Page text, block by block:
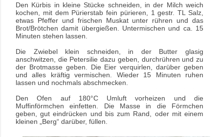
Den Kürbis in kleine Stücke schneiden, in der Milch weich
kochen, mit dem Pürierstab fein pürieren, 1 gestr. TL Salz,
etwas Pfeffer und frischen Muskat unter rühren und das
Brot/Brötchen damit übergießen. Untermischen und ca. 15
Minuten stehen lassen.
Die Zwiebel klein schneiden, in der Butter glasig
anschwitzen, die Petersilie dazu geben, durchrühren und zu
der Brotmasse geben. Die Eier verquirlen, darüber geben
und alles kräftig vermischen. Wieder 15 Minuten ruhen
lassen und nochmals abschmecken.
Den Ofen auf 180°C Umluft vorheizen und die
Muffinförmchen einfetten. Die Masse in die Förmchen
geben, gut eindrücken und bis zum Rand, oder mit einem
kleinen „Berg“ darüber, füllen.